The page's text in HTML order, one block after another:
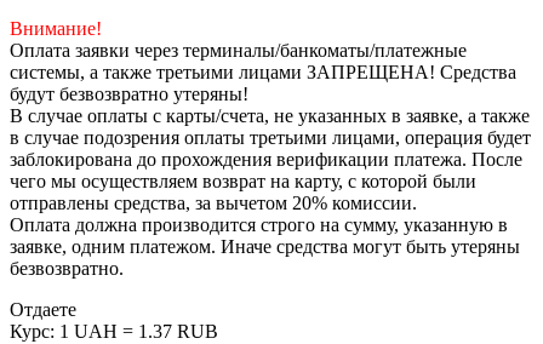
Внимание!
Оплата заявки через терминалы/банкоматы/платежные
системы, а также третьими лицами ЗАПРЕЩЕНА! Средства
будут безвозвратно утеряны!
В случае оплаты с карты/счета, не указанных в заявке, а также
в случае подозрения оплаты третьими лицами, операция будет
заблокирована до прохождения верификации платежа. После
чего мы осуществляем возврат на карту, с которой были
отправлены средства, за вычетом 20% комиссии.
Оплата должна производится строго на сумму, указанную в
заявке, одним платежом. Иначе средства могут быть утеряны
безвозвратно.
Отдаете
Курс: 1 UAH = 1.37 RUB